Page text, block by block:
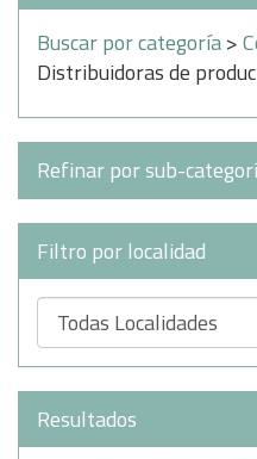
Buscar por categoría>
Distribuidoras de
Refinar por sub-
Filtro por localidad
Resultados